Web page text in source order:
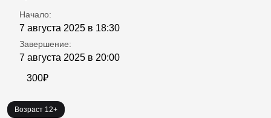
Начало:
7 августа 2025 в 18:30
Завершение:
7 августа 2025 в 20:00
300₽
Возраст 12+